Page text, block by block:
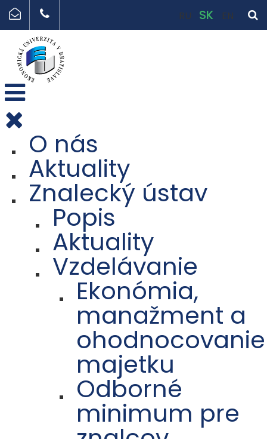
RU SK EN
O nás
Aktuality
Znalecký ústav
Popis
Aktuality
Vzdelávanie
Ekonómia,
manažment a
ohodnocovanie
majetku
Odborné
minimum pre